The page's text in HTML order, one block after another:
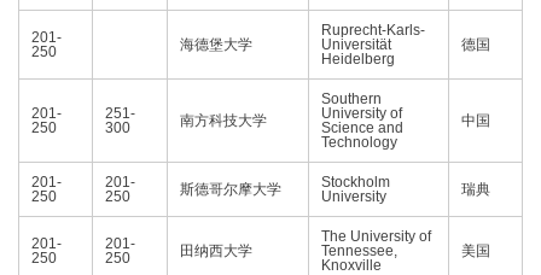
201-
250
海德堡大学
Ruprecht-Karls-
Universität
Heidelberg
德国
201-
250
251-
300
南方科技大学
Southern
University of
Science and
Technology
中国
201-
250
201-
250
斯德哥尔摩大学
Stockholm
University
瑞典
201-
250
201-
250
田纳西大学
The University of
Tennessee,
Knoxville
美国